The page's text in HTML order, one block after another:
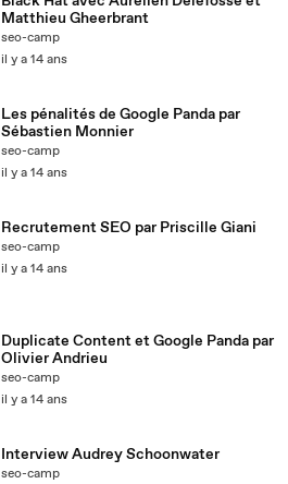
Matthieu Gheerbrant
seo-camp
il y a 14 ans
Les pénalités de Google Panda par
Sébastien Monnier
seo-camp
il y a 14 ans
Recrutement SEO par Priscille Giani
seo-camp
il y a 14 ans
Duplicate Content et Google Panda par
Olivier Andrieu
seo-camp
il y a 14 ans
Interview Audrey Schoonwater
seo-camp